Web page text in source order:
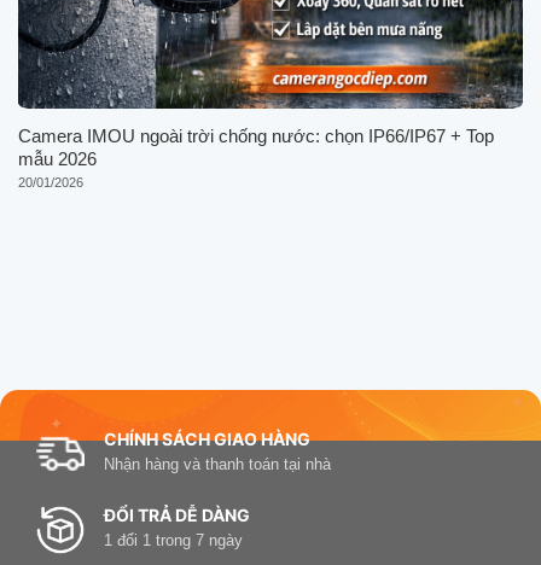
Camera IMOU ngoài trời chống nước: chọn IP66/IP67 + Top
mẫu 2026
20/01/2026
CHÍNH SÁCH GIAO HÀNG
Nhận hàng và thanh toán tại nhà
ĐỔI TRẢ DỄ DÀNG
1 đổi 1 trong 7 ngày